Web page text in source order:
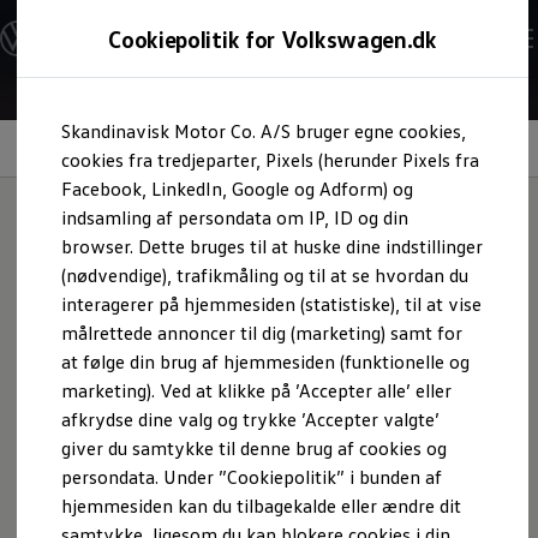
Cookiepolitik for Volkswagen.dk
Skandinavisk Motor Co. A/S bruger egne cookies,
cookies fra tredjeparter, Pixels (herunder Pixels fra
Facebook, LinkedIn, Google og Adform) og
indsamling af persondata om IP, ID og din
browser. Dette bruges til at huske dine indstillinger
(nødvendige), trafikmåling og til at se hvordan du
interagerer på hjemmesiden (statistiske), til at vise
målrettede annoncer til dig (marketing) samt for
at følge din brug af hjemmesiden (funktionelle og
marketing). Ved at klikke på ’Accepter alle’ eller
afkrydse dine valg og trykke ’Accepter valgte’
giver du samtykke til denne brug af cookies og
persondata. Under ”Cookiepolitik” i bunden af
hjemmesiden kan du tilbagekalde eller ændre dit
hovedindhold
footer
Modeller og konfigurator
Byg din Volkswagen
Alle modeller
Kend din Volkswagen
Erhvervsbiler
Værktøjskassen
ConnectedFleet
Service
California on Tour app
Elektriske biler
Elbiler
ID. Polo
ID. Cross
ID.3 Neo
ID.4
ID.5
ID.7
ID.7 Tourer
ID. Buzz
Konceptbiler
ID. EVERY1
ID. 2all & ID. GTI
Car2X
ID. Buzz kan forudse, det
der kommer
Køretøjer, der kommunikerer med hinanden på vejen,
kan reducere trafikpropper og advare om lokale
farer.V2X‑teknologi udvider rækkevidden af et køretøjs
egne sensorer markant ved at inkludere information fra
andre trafikanter for at vurdere den aktuelle situation.